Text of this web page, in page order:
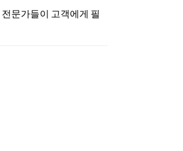
문가들이 고객에게 필